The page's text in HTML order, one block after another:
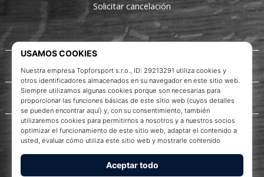
Acerca de nosotros
Servicio al cliente
Solicitar cancelación